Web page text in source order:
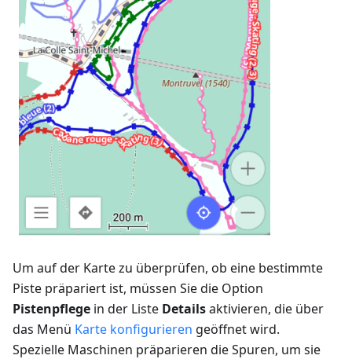
Um auf der Karte zu überprüfen, ob eine bestimmte
Piste präpariert ist, müssen Sie die Option
Pistenpflege in der Liste Detailsaktivieren, die über
das Menü Karte konfigurieren geöffnet wird.
Spezielle Maschinen präparieren die Spuren, um sie